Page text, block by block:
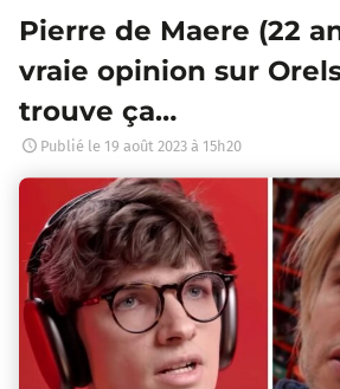
Pierre de Maere (22
vraie opinion sur
trouve ça…
Publié le 19 août 2023 à 15h20